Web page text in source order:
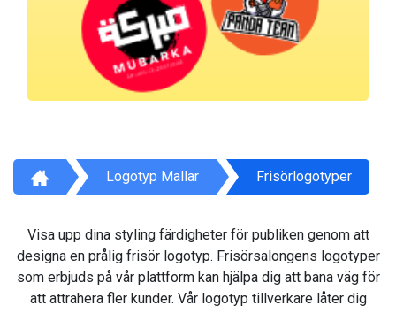
Logotyp Mallar Frisörlogotyper
Visa upp dina styling färdigheter för publiken genom att
designa en prålig frisör logotyp. Frisörsalongens logotyper
som erbjuds på vår plattform kan hjälpa dig att bana väg för
att attrahera fler kunder. Vår logotyp tillverkare låter dig